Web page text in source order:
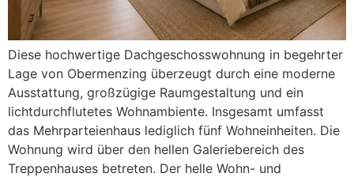
Diese hochwertige Dachgeschosswohnung in begehrter
Lage von Obermenzing überzeugt durch eine moderne
Ausstattung, großzügige Raumgestaltung und ein
lichtdurchflutetes Wohnambiente. Insgesamt umfasst
das Mehrparteienhaus lediglich fünf Wohneinheiten. Die
Wohnung wird über den hellen Galeriebereich des
Treppenhauses betreten. Der helle Wohn- und